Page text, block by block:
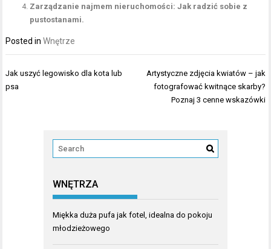
Zarządzanie najmem nieruchomości: Jak radzić sobie z
pustostanami.
Posted inWnętrze
Nawigacja
wpisu
Jak uszyć legowisko dla kota lub
psa
Artystyczne zdjęcia kwiatów – jak
fotografować kwitnące skarby?
Poznaj 3 cenne wskazówki
WNĘTRZA
Miękka duża pufa jak fotel, idealna do pokoju
młodzieżowego